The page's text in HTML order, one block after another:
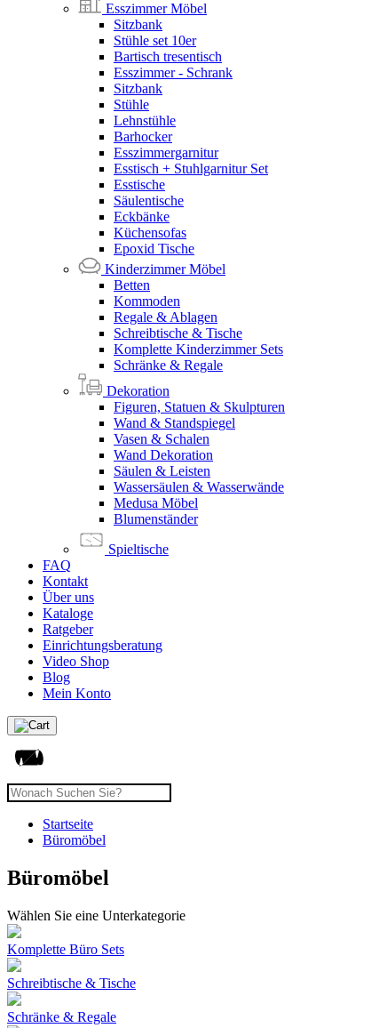
Esszimmer Möbel
Sitzbank
Stühle set 10er
Bartisch tresentisch
Esszimmer - Schrank
Sitzbank
Stühle
Lehnstühle
Barhocker
Esszimmergarnitur
Esstisch + Stuhlgarnitur Set
Esstische
Säulentische
Eckbänke
Küchensofas
Epoxid Tische
Kinderzimmer Möbel
Betten
Kommoden
Regale & Ablagen
Schreibtische & Tische
Komplette Kinderzimmer Sets
Schränke & Regale
Dekoration
Figuren, Statuen & Skulpturen
Wand & Standspiegel
Vasen & Schalen
Wand Dekoration
Säulen & Leisten
Wassersäulen & Wasserwände
Medusa Möbel
Blumenständer
Spieltische
FAQ
Kontakt
Über uns
Kataloge
Ratgeber
Einrichtungsberatung
Video Shop
Blog
Mein Konto
Startseite
Büromöbel
Büromöbel
Wählen Sie eine Unterkategorie
Komplette Büro Sets
Schreibtische & Tische
Schränke & Regale